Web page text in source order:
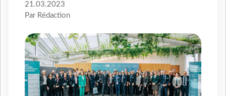
21.03.2023
Par Rédaction